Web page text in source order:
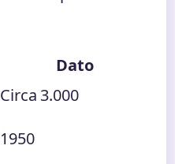
Dato
Circa 3.000
1950